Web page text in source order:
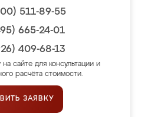
511-89-55
665-24-01
409-68-13
на сайте для консультации и
расчёта стоимости.
ЗАЯВКУ